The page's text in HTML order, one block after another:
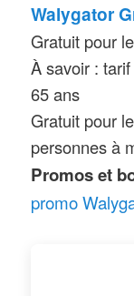
Horaires
parc ouvre
10h30 ou
17h30, 18h,
périodes de
d’ouverture
d’ouverture
Walygator
Gratuit pour
À savoir :
65 ans
Gratuit pour
personnes à
Promos et
promo